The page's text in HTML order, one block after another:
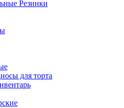
Резинки
для торта